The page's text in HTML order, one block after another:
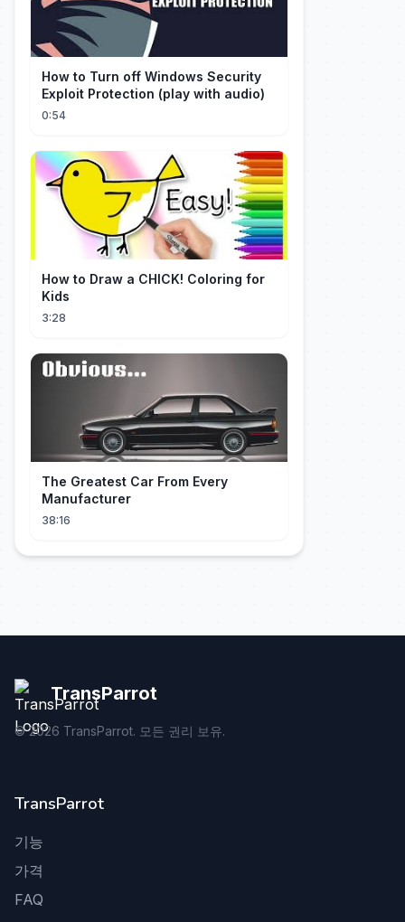
How to Turn off Windows Security
Exploit Protection (play with audio)
0:54
How to Draw a CHICK! Coloring for
Kids
3:28
The Greatest Car From Every
Manufacturer
38:16
TransParrot
©2026 TransParrot. 모든 권리 보유.
TransParrot
기능
가격
FAQ